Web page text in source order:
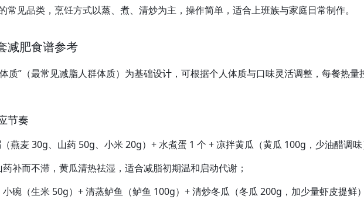
常见品类，烹饪方式以蒸、煮、清炒为主，操作简单，适合上班族与家庭日常制作。
减肥食谱参考
质”（最常见减脂人群体质）为基础设计，可根据个人体质与口味灵活调整，每餐热
节奏
（燕麦 30g、山药 50g、小米 20g）+ 水煮蛋 1 个 + 凉拌黄瓜（黄瓜 100g，少油醋调味
补而不滞，黄瓜清热祛湿，适合减脂初期温和启动代谢；
小碗（生米 50g）+ 清蒸鲈鱼（鲈鱼 100g）+ 清炒冬瓜（冬瓜 200g，加少量虾皮提鲜）